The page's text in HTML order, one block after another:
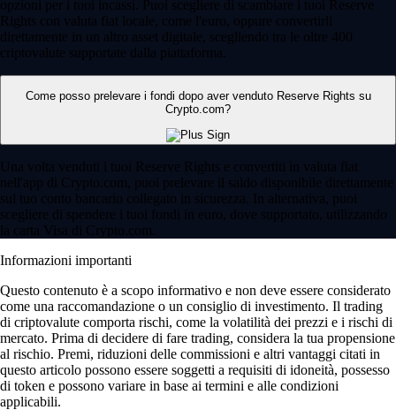
opzioni per i tuoi incassi. Puoi scegliere di scambiare i tuoi Reserve
Rights con valuta fiat locale, come l'euro, oppure convertirli
direttamente in un altro asset digitale, scegliendo tra le oltre 400
criptovalute supportate dalla piattaforma.
Come posso prelevare i fondi dopo aver venduto Reserve Rights su
Crypto.com?
Una volta venduti i tuoi Reserve Rights e convertiti in valuta fiat
nell'app di Crypto.com, puoi prelevare il saldo disponibile direttamente
sul tuo conto bancario collegato in sicurezza. In alternativa, puoi
scegliere di spendere i tuoi fondi in euro, dove supportato, utilizzando
la carta Visa di Crypto.com.
Informazioni importanti
Questo contenuto è a scopo informativo e non deve essere considerato
come una raccomandazione o un consiglio di investimento. Il trading
di criptovalute comporta rischi, come la volatilità dei prezzi e i rischi di
mercato. Prima di decidere di fare trading, considera la tua propensione
al rischio. Premi, riduzioni delle commissioni e altri vantaggi citati in
questo articolo possono essere soggetti a requisiti di idoneità, possesso
di token e possono variare in base ai termini e alle condizioni
applicabili.